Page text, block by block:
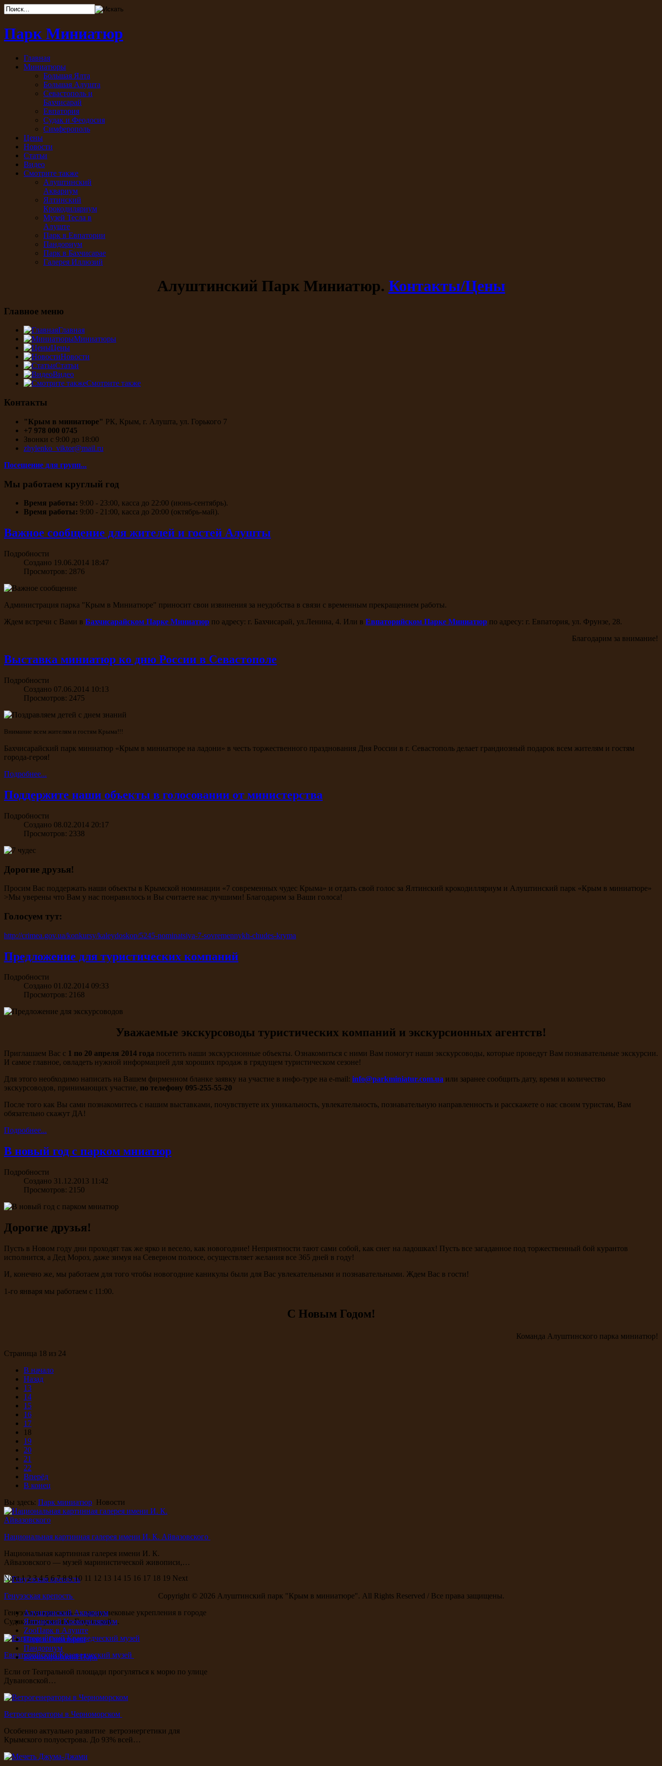
Парк Миниатюр
Главная
Миниатюры
Большая Ялта
Большая Алушта
Севастополь и
Бахчисарай
Евпатория
Судак и Феодосия
Симферополь
Цены
Новости
Статьи
Видео
Смотрите также
Алуштинский
Аквариум
Ялтинский
Крокодиляриум
Музей Тесла в
Алуште
Парк в Евпатории
Пандориум
Парк в Бахчисарае
Галерея Иллюзий
Алуштинский Парк Миниатюр. Контакты/Цены
Главное меню
Главная
Миниатюры
Цены
Новости
Статьи
Видео
Смотрите также
Контакты
"Крым в миниатюре" РК, Крым, г. Алушта, ул. Горького 7
+7 978 000 0745
Звонки с 9:00 до 18:00
zhylenko_viktor@mail.ru
Посещение для групп...
Мы работаем круглый год
Время работы: 9:00 - 23:00, касса до 22:00 (июнь-сентябрь).
Время работы: 9:00 - 21:00, касса до 20:00 (октябрь-май).
Важное сообщение для жителей и гостей Алушты
Подробности
Создано 19.06.2014 18:47
Просмотров: 2876
Администрация парка "Крым в Миниатюре" приносит свои извинения за неудобства в связи с временным прекращением работы.
Ждем встречи с Вами в Бахчисарайском Парке Миниатюр по адресу: г. Бахчисарай, ул.Ленина, 4. Или в Евпаторийском Парке Миниатюр по адресу: г. Евпатория, ул. Фрунзе, 28.
Благодарим за внимание!
Выставка миниатюр ко дню России в Севастополе
Подробности
Создано 07.06.2014 10:13
Просмотров: 2475
Внимание всем жителям и гостям Крыма!!!
Бахчисарайский парк миниатюр «Крым в миниатюре на ладони» в честь торжественного празднования Дня России в г. Севастополь делает грандиозный подарок всем жителям и гостям
города-героя!
Подробнее...
Поддержите наши объекты в голосовании от министерства
Подробности
Создано 08.02.2014 20:17
Просмотров: 2338
Дорогие друзья!
Просим Вас поддержать наши объекты в Крымской номинации «7 современных чудес Крыма» и отдать свой голос за Ялтинский крокодилляриум и Алуштинский парк «Крым в миниатюре»
>Мы уверены что Вам у нас понравилось и Вы считаете нас лучшими! Благодарим за Ваши голоса!
Голосуем тут:
http://crimea.gov.ua/konkursy/kaleydoskop/5245-nominatsiya-7-sovremennykh-chudes-kryma
Предложение для туристических компаний
Подробности
Создано 01.02.2014 09:33
Просмотров: 2168
Уважаемые экскурсоводы туристических компаний и экскурсионных агентств!
Приглашаем Вас с 1 по 20 апреля 2014 года посетить наши экскурсионные объекты. Ознакомиться с ними Вам помогут наши экскурсоводы, которые проведут Вам познавательные экскурсии.
И самое главное, овладеть нужной информацией для хороших продаж в грядущем туристическом сезоне!
Для этого необходимо написать на Вашем фирменном бланке заявку на участие в инфо-туре на e-mail: info@parkminiatur.com.ua или заранее сообщить дату, время и количество
экскурсоводов, принимающих участие, по телефону 095-255-55-20
После того как Вы сами познакомитесь с нашим выставками, почувствуете их уникальность, увлекательность, познавательную направленность и расскажете о нас своим туристам, Вам
обязательно скажут ДА!
Подробнее...
В новый год с парком мниатюр
Подробности
Создано 31.12.2013 11:42
Просмотров: 2150
Дорогие друзья!
Пусть в Новом году дни проходят так же ярко и весело, как новогодние! Неприятности тают сами собой, как снег на ладошках! Пусть все загаданное под торжественный бой курантов
исполнится, а Дед Мороз, даже зимуя на Северном полюсе, осуществляет желания все 365 дней в году!
И, конечно же, мы работаем для того чтобы новогодние каникулы были для Вас увлекательными и познавательными. Ждем Вас в гости!
1-го января мы работаем с 11:00.
С Новым Годом!
Команда Алуштинского парка миниатюр!
Страница 18 из 24
В начало
Назад
13
14
15
16
17
18
19
20
21
22
Вперёд
В конец
Вы здесь: Парк миниатюр Новости
Национальная картинная галерея имени И. К. Айвазовского
Национальная картинная галерея имени И. К.
Айвазовского — музей маринистической живописи,…
Генуэзская крепость
Генуэзская крепость — средневековые укрепления в городе
Судак, построенные Генуэзской…
Евпаторийский Краеведческий музей
Если от Театральной площади прогуляться к морю по улице
Дувановской…
Ветрогенераторы в Черноморском
Особенно актуально развитие ветроэнергетики для
Крымского полуострова. До 93% всей…
Next12345678910 11 12 13 14 15 16 17 18 19 Next
Copyright © 2026 Алуштинский парк "Крым в миниатюре". All Rights Reserved / Все права защищены.
Алуштинский Аквариум
Ялтинский Крокодиляриум
ZooПарк в Алуште
Парк в Евпатории
Пандориум
Бахчисарайский Парк